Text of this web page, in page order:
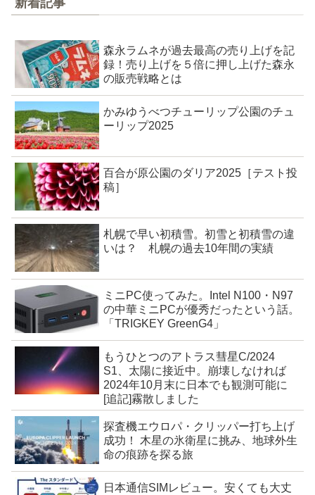
新着記事
森永ラムネが過去最高の売り上げを記
録！売り上げを５倍に押し上げた森永
の販売戦略とは
かみゆうべつチューリップ公園のチュ
ーリップ2025
百合が原公園のダリア2025［テスト投
稿］
札幌で早い初積雪。初雪と初積雪の違
いは？ 札幌の過去10年間の実績
ミニPC使ってみた。Intel N100・N97
の中華ミニPCが優秀だったという話。
「TRIGKEY GreenG4」
もうひとつのアトラス彗星C/2024
S1、太陽に接近中。崩壊しなければ
2024年10月末に日本でも観測可能に
[追記]霧散しました
探査機エウロパ・クリッパー打ち上げ
成功！ 木星の氷衛星に挑み、地球外生
命の痕跡を探る旅
日本通信SIMレビュー。安くても大丈